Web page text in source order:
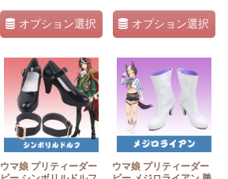
オプション選択 オプション選択
ウマ娘 プリティーダー
ウマ娘 プリティーダー